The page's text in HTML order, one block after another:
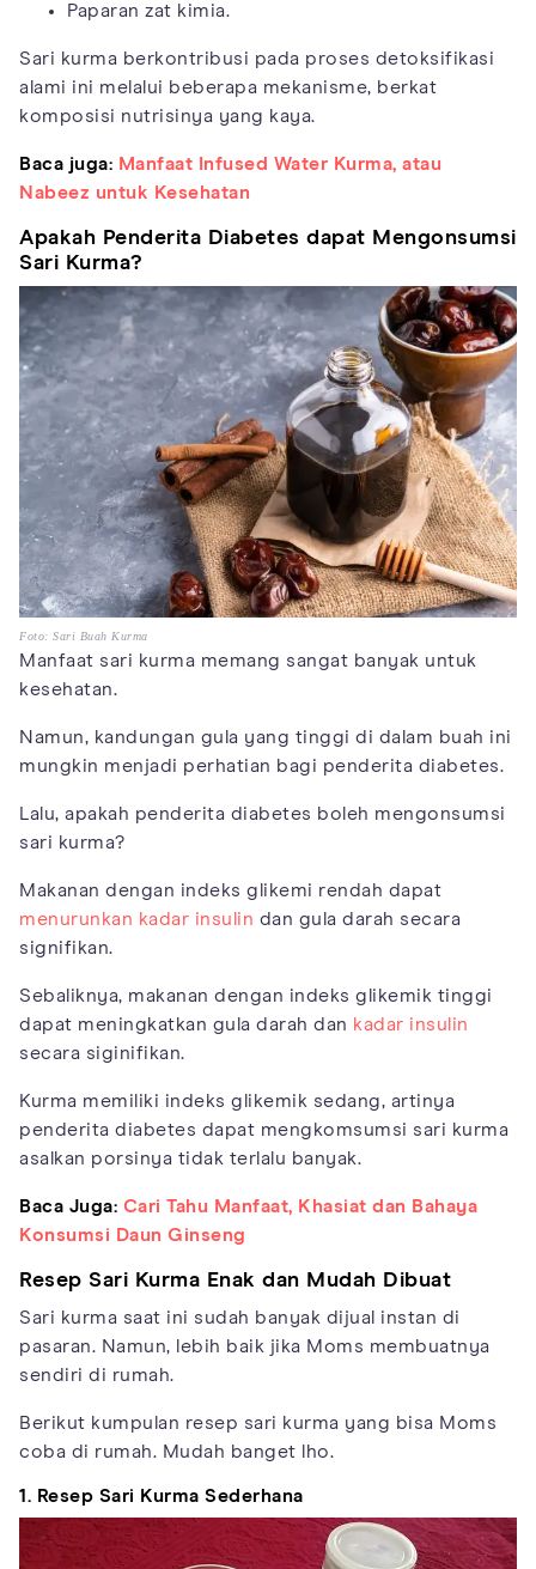
Paparan zat kimia.
Sari kurma berkontribusi pada proses detoksifikasi
alami ini melalui beberapa mekanisme, berkat
komposisi nutrisinya yang kaya.
Baca juga: Manfaat Infused Water Kurma, atau
Nabeez untuk Kesehatan
Apakah Penderita Diabetes dapat Mengonsumsi
Sari Kurma?
Foto: Sari Buah Kurma
Manfaat sari kurma memang sangat banyak untuk
kesehatan.
Namun, kandungan gula yang tinggi di dalam buah ini
mungkin menjadi perhatian bagi penderita diabetes.
Lalu, apakah penderita diabetes boleh mengonsumsi
sari kurma?
Makanan dengan indeks glikemi rendah dapat
menurunkan kadar insulin dan gula darah secara
signifikan.
Sebaliknya, makanan dengan indeks glikemik tinggi
dapat meningkatkan gula darah dan kadar insulin
secara siginifikan.
Kurma memiliki indeks glikemik sedang, artinya
penderita diabetes dapat mengkomsumsi sari kurma
asalkan porsinya tidak terlalu banyak.
Baca Juga: Cari Tahu Manfaat, Khasiat dan Bahaya
Konsumsi Daun Ginseng
Resep Sari Kurma Enak dan Mudah Dibuat
Sari kurma saat ini sudah banyak dijual instan di
pasaran. Namun, lebih baik jika Moms membuatnya
sendiri di rumah.
Berikut kumpulan resep sari kurma yang bisa Moms
coba di rumah. Mudah banget lho.
1. Resep Sari Kurma Sederhana